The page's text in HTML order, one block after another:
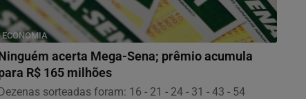
ECONOMIA
acerta Mega-Sena; prêmio acumula
R$ 165 milhões
sorteadas foram: 16 - 21 - 24 - 31 - 43 - 54